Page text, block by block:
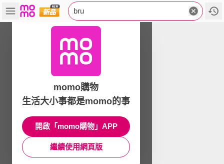
bru
momo購物
生活大小事都是momo的事
開啟「momo購物」APP
繼續使用網頁版